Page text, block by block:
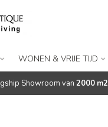
WONEN & VRIJE TIJD
Showroom van 2000 m2